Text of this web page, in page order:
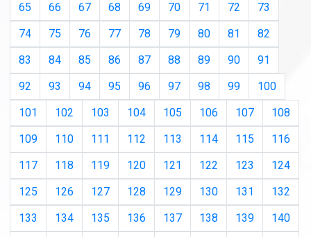
65
66 67 68 69 70 71 72
73
74
75 76 77 78 79 80 81
82
83
84 85 86 87 88 89 90
91
92
93 94 95 96 97 98 99
100
101
102 103 104 105 106 107
108
109
110 111 112 113 114 115
116
117
118 119 120 121 122 123
124
125
126 127 128 129 130 131
132
133
134 135 136 137 138 139
140